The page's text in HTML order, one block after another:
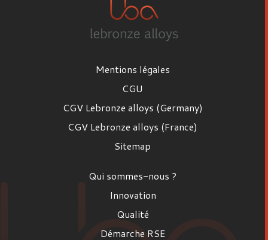
Mentions légales
CGU
CGV Lebronze alloys (Germany)
CGV Lebronze alloys (France)
Sitemap
Qui sommes-nous ?
Innovation
Qualité
Démarche RSE